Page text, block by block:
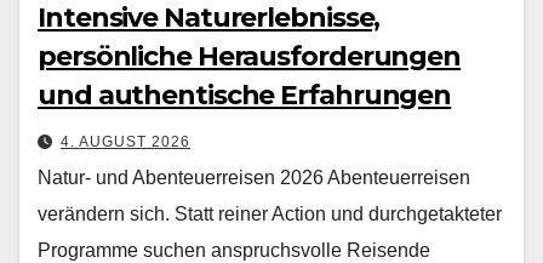
Intensive Naturerlebnisse,
persönliche Herausforderungen
und authentische Erfahrungen
4. AUGUST 2026
Natur- und Abenteuerreisen 2026 Aben­teuer­reisen
verän­dern sich. Statt rein­er Action und durchge­tak­teter
Pro­gramme suchen anspruchsvolle Reisende